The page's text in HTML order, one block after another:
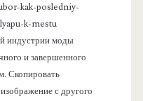
kak-posledniy-
k-mestu
индустрии моды
и завершенного
Скопировать
с другого